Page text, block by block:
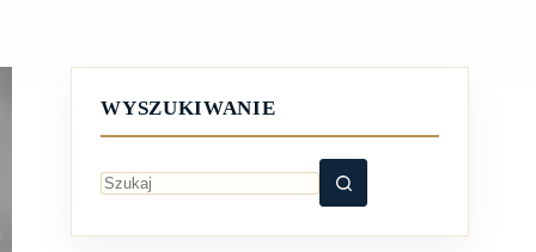
WYSZUKIWANIE
wyników